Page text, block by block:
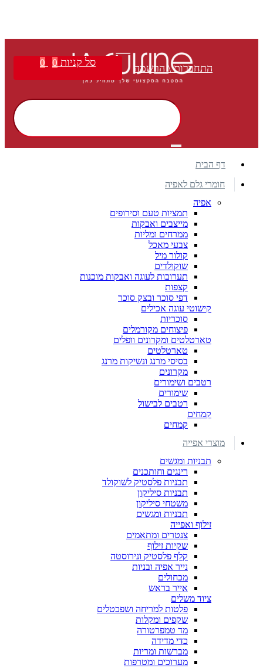
התחברות \ הרשמה סל קניות 0
0
דף הבית
חומרי גלם לאפיה
אפיה
תמציות טעם וסירופים
מייצבים ואבקות
ממרחים ומליות
צבעי מאכל
קולור מיל
שוקולדים
תערובות לעוגה ואבקות מוכנות
קצפות
דפי סוכר ובצק סוכר
קישוטי עוגה אכילים
סוכריות
פיצוחים מקורמלים
טארטלטים ומקרונים וופלים
טארטלטים
בסיסי מרנג ונשיקות מרנג
מקרונים
רטבים ושימורים
שימורים
רטבים לבישול
קמחים
קמחים
מוצרי אפייה
תבניות ומגשים
רינגים וחותכנים
תבניות פלסטיק לשוקולד
תבניות סיליקון
משטחי סיליקון
תבניות ומגשים
זילוף ואפייה
צנטרים ומתאמים
שקיות זילוף
קלף פלסטיק ונירוסטה
נייר אפיה ובניות
מכחולים
אייר בראש
ציוד משלים
פלטות למריחה ושפכטלים
שקפים ומקלות
מד טמפרטורה
כדי מדידה
מברשות ומריות
מערוכים ומטרפות